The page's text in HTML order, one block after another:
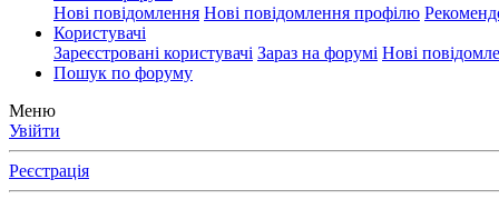
Нові повідомлення Нові повідомлення профілю
Користувачі
Зареєстровані користувачі Зараз на форумі Нові
Пошук по форуму
Меню
Увійти
Реєстрація